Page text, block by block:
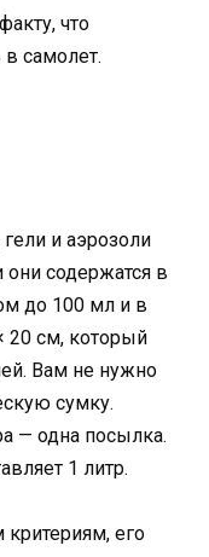
что
самолет.
и аэрозоли
содержатся в
до 100 мл и в
20 см, который
Вам не нужно
сумку.
— одна посылка.
1 литр.
критериям, его